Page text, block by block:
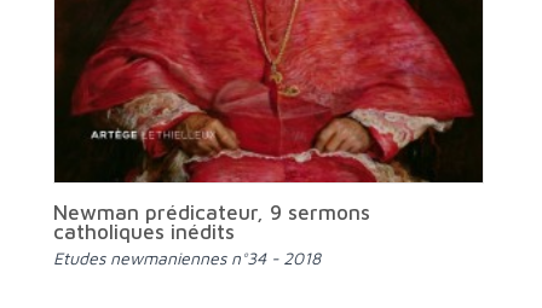
Newman prédicateur, 9 sermons
catholiques inédits
Etudes newmaniennes n°34 - 2018